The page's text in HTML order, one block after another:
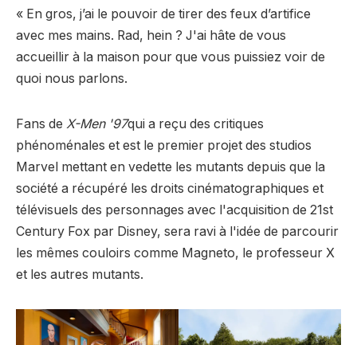
« En gros, j’ai le pouvoir de tirer des feux d’artifice
avec mes mains. Rad, hein ? J'ai hâte de vous
accueillir à la maison pour que vous puissiez voir de
quoi nous parlons.
Fans de X-Men '97qui a reçu des critiques
phénoménales et est le premier projet des studios
Marvel mettant en vedette les mutants depuis que la
société a récupéré les droits cinématographiques et
télévisuels des personnages avec l'acquisition de 21st
Century Fox par Disney, sera ravi à l'idée de parcourir
les mêmes couloirs comme Magneto, le professeur X
et les autres mutants.